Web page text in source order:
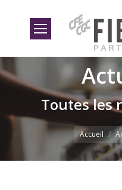
Toutes les
Accueil